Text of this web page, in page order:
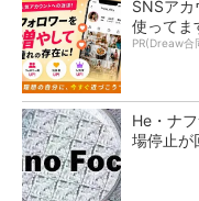
SNSア
使ってま
PR(Dreaw合
He・ナ
場停止が